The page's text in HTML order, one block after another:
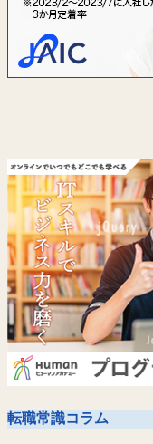
転職常識コラム